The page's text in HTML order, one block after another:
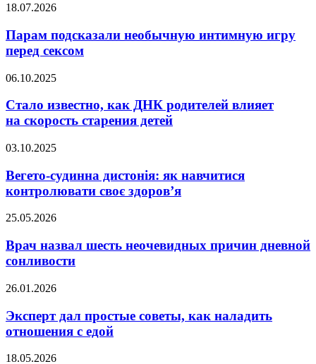
Парам
необычную
интимную
игру
сексом
18.07.2026
Парам подсказали необычную интимную игру
перед сексом
Стало
как
родителей
на скорость
детей
06.10.2025
Стало известно, как ДНК родителей влияет
на скорость старения детей
Вегето-
дистонія:
як
навчитися
своє
03.10.2025
Вегето-судинна дистонія: як навчитися
контролювати своє здоров’я
Врач
шесть
неочевидных
причин
сонливости
25.05.2026
Врач назвал шесть неочевидных причин дневной
сонливости
Эксперт
простые
советы,
как
26.01.2026
Эксперт дал простые советы, как наладить
отношения с едой
Почему
18.05.2026